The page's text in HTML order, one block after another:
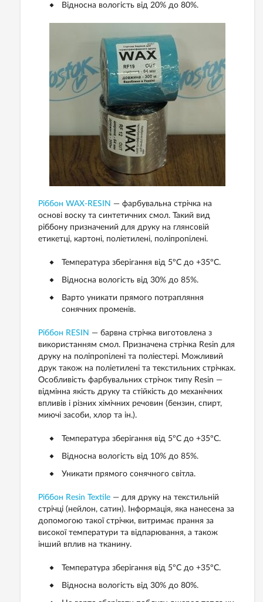
Відносна вологість від 20% до 80%.
Ріббон WAX-RESIN — фарбувальна стрічка на
основі воску та синтетичних смол. Такий вид
ріббону призначений для друку на глянсовій
етикетці, картоні, поліетилені, поліпропілені.
Температура зберігання від 5ºС до +35ºС.
Відносна вологість від 30% до 85%.
Варто уникати прямого потрапляння
сонячних променів.
Ріббон RESIN — барвна стрічка виготовлена ​​з
використанням смол. Призначена стрічка Resin для
друку на поліпропілені та поліестері. Можливий
друк також на поліетилені та текстильних стрічках.
Особливість фарбувальних стрічок типу Resin —
відмінна якість друку та стійкість до механічних
впливів і різних хімічних речовин (бензин, спирт,
миючі засоби, хлор та ін.).
Температура зберігання від 5ºС до +35ºС.
Відносна вологість від 10% до 85%.
Уникати прямого сонячного світла.
Ріббон Resin Textile — для друку на текстильній
стрічці (нейлон, сатин). Інформація, яка нанесена за
допомогою такої стрічки, витримає прання за
високої температури та відпарювання, а також
інший вплив на тканину.
Температура зберігання від 5ºС до +35ºС.
Відносна вологість від 30% до 80%.